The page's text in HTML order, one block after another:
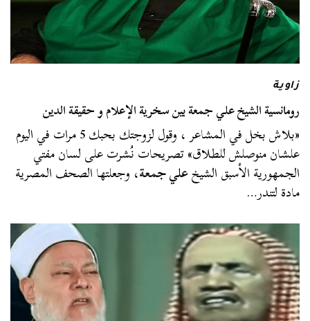
زاوية
رومانسية الشيخ علي جمعة بين سخرية الإعلام و حقيقة الدين
«بلاش بخل في المشاعر ، وقول لزوجتك بحبك 5 مرات في اليوم
علشان منوصلش للطلاق» تصريحات نُشرت على لسان مفتي
الجمهورية الأسبق الشيخعلي جمعة، وجعلتها الصحف المصرية
مادة لتندر…